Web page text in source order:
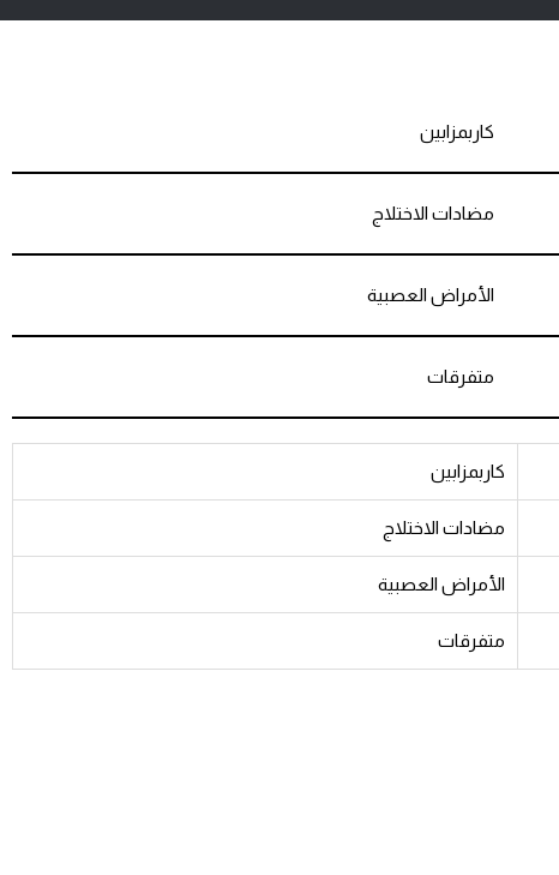
كاربمزابين
مضادات الاختلاج
الأمراض العصبية
متفرقات
كاربمزابين
مضادات الاختلاج
الأمراض العصبية
متفرقات